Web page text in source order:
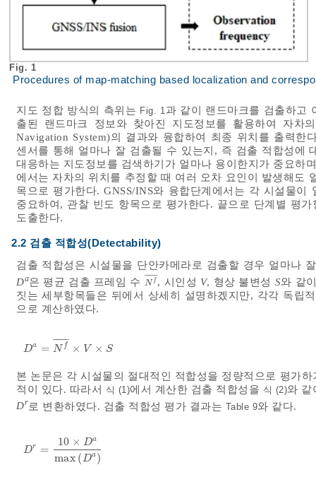
Fig. 1
Procedures of map-matching based localization and
지도 정합 방식의 측위는 Fig. 1 과 같이 랜드마크를 검출하고
출된 랜드마크 정보와 찾아진 지도정보를 활용하여 자차
Navigation System)의 결과와 융합하여 최종 위치를 출력
센서를 통해 얼마나 잘 검출될 수 있는지, 즉 검출 적합성에
대응하는 지도정보를 검색하기가 얼마나 용이한지가 중요하
에서는 자차의 위치를 추정할 때 여러 오차 요인이 발생해도
목으로 평가한다. GNSS/INS와 융합단계에서는 각 시설물
중요하여, 관찰 빈도 항목으로 평가한다. 끝으로 단계별 평
도출한다.
2.2 검출 적합성(Detectability)
검출 적합성은 시설물을 단안카메라로 검출할 경우 얼마나
Da은 평균 검출 프레임 수 N f
¯ ¯
¯¯¯
Nf¯, 시인성 V, 형상 불변성 S와 같
짓는 세부항목들은 뒤에서 상세히 설명하겠지만, 각각 독립
으로 계산하였다.
Da = N f
¯ ¯
¯¯¯ × V × S
D a=Nf¯×V× S
본 논문은 각 시설물의 절대적인 적합성을 정량적으로 평가
적이 있다. 따라서 식 (1)에서 계산한 검출 적합성을 식 (2)와 같
Dr로 변환하였다. 검출 적합성 평가 결과는 Table 9와 같다.
Dr =
10 × Da
max(Da )
Dr =10×Damax